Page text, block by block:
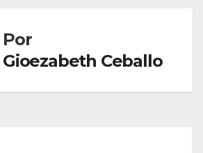
Por
Gioezabeth Ceballo